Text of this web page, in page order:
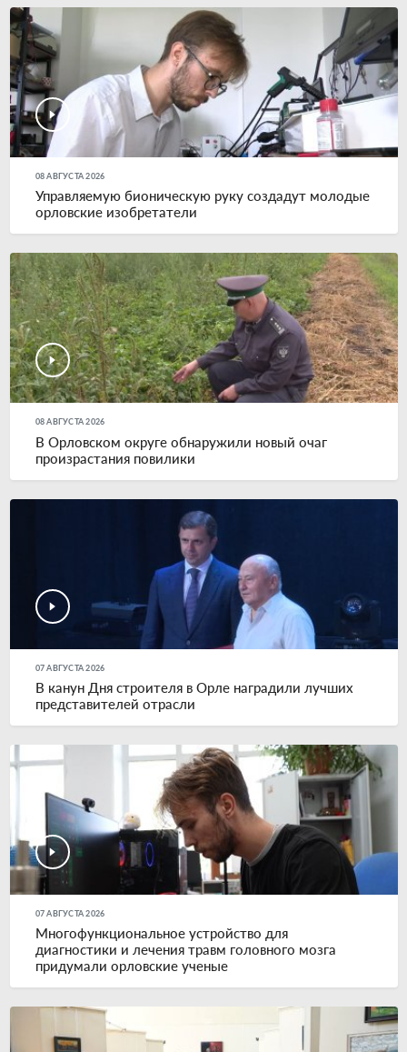
08 АВГУСТА 2026
Управляемую бионическую руку создадут молодые
орловские изобретатели
08 АВГУСТА 2026
В Орловском округе обнаружили новый очаг
произрастания повилики
07 АВГУСТА 2026
В канун Дня строителя в Орле наградили лучших
представителей отрасли
07 АВГУСТА 2026
Многофункциональное устройство для
диагностики и лечения травм головного мозга
придумали орловские ученые